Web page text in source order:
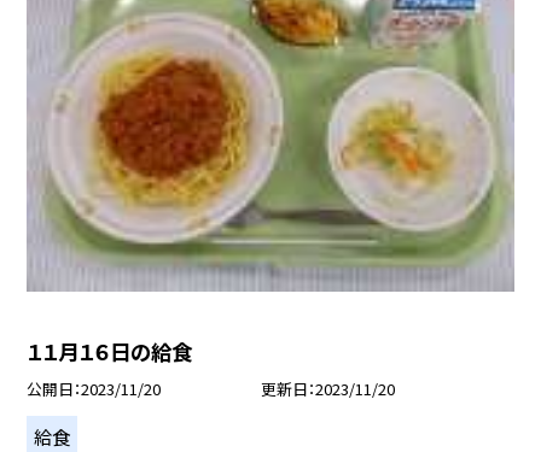
１１月１６日の給食
公開日 2023/11/20 更新日 2023/11/20
給食